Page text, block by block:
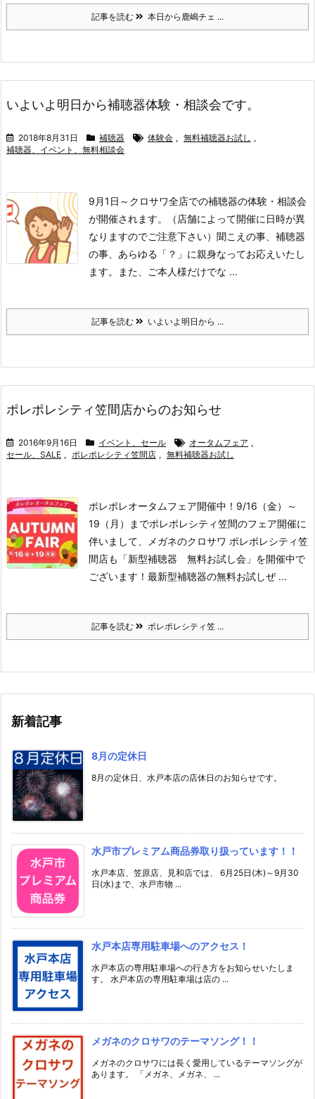
記事を読む 本日から鹿嶋チェ ...
いよいよ明日から補聴器体験・相談会です。
2018年8月31日 補聴器 体験会 , 無料補聴器お試し ,
補聴器、イベント、無料相談会
9月1日～クロサワ全店での補聴器の体験・相談会
が開催されます。
（店舗によって開催に日時が異
なりますのでご注意下さい） 聞こえの事、補聴器
の事、あらゆる「？」に親身なってお応えいたし
ます。また、ご本人様だけでな ...
記事を読む いよいよ明日から ...
ポレポレシティ笠間店からのお知らせ
2016年9月16日 イベント、セール オータムフェア ,
セール、SALE , ポレポレシティ笠間店 , 無料補聴器お試し
ポレポレオータムフェア開催中！9/16（金）～
19（月）までポレポレシティ笠間のフェア開催に
伴いまして、メガネのクロサワ ポレポレシティ笠
間店も「新型補聴器 無料お試し会」を開催中で
ございます！ 最新型補聴器の無料お試しぜ ...
記事を読む ポレポレシティ笠 ...
新着記事
8月の定休日
8月の定休日、水戸本店の店休日のお知らせです。
水戸市プレミアム商品券取り扱っています！！
水戸本店、笠原店、見和店では、 6月25日(木)～9月30
日(水)まで、水戸市物 ...
水戸本店専用駐車場へのアクセス！
水戸本店の専用駐車場への行き方をお知らせいたしま
す。 水戸本店の専用駐車場は店の ...
メガネのクロサワのテーマソング！！
メガネのクロサワには長く愛用しているテーマソングが
あります。 「メガネ、メガネ、 ...